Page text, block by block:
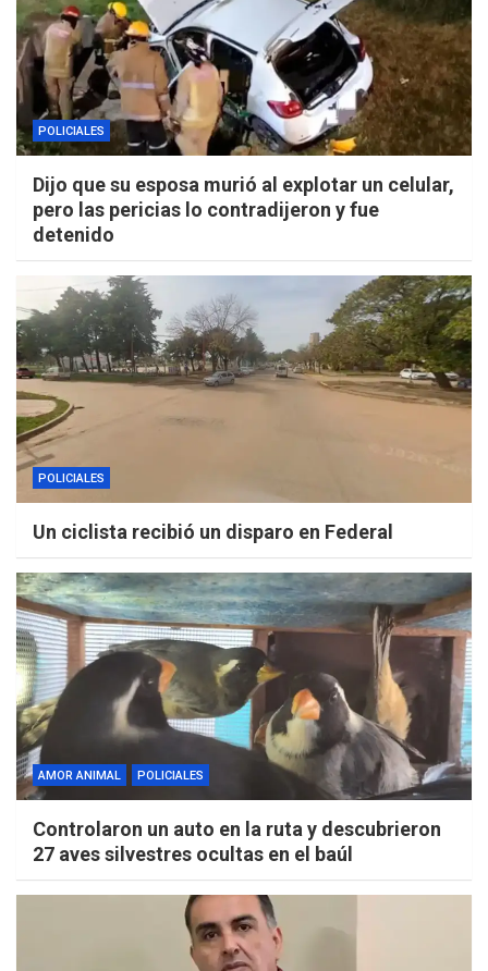
POLICIALES
Dijo que su esposa murió al explotar un celular,
pero las pericias lo contradijeron y fue
detenido
POLICIALES
Un ciclista recibió un disparo en Federal
AMOR ANIMAL POLICIALES
Controlaron un auto en la ruta y descubrieron
27 aves silvestres ocultas en el baúl